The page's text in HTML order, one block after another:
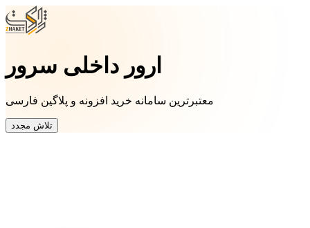
ارور داخلی سرور
معتبرترین سامانه خرید افزونه و پلاگین فارسی
تلاش مجدد